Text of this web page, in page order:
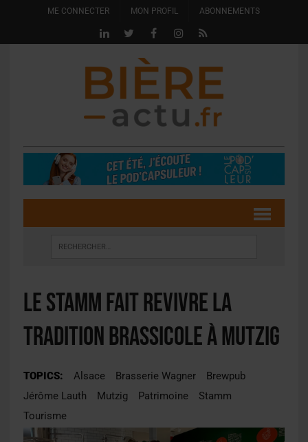
ME CONNECTER MON PROFIL ABONNEMENTS
Le Stamm fait revivre la
tradition brassicole à Mutzig
TOPICS: Alsace Brasserie Wagner
Brewpub
Jérôme Lauth
Mutzig Patrimoine
Stamm
Tourisme